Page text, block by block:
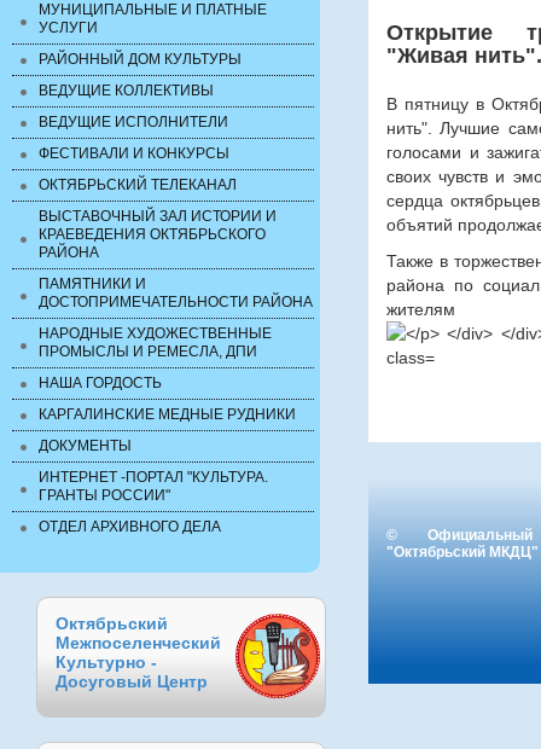
МУНИЦИПАЛЬНЫЕ И ПЛАТНЫЕ
УСЛУГИ
РАЙОННЫЙ ДОМ КУЛЬТУРЫ
ВЕДУЩИЕ КОЛЛЕКТИВЫ
ВЕДУЩИЕ ИСПОЛНИТЕЛИ
ФЕСТИВАЛИ И КОНКУРСЫ
ОКТЯБРЬСКИЙ ТЕЛЕКАНАЛ
ВЫСТАВОЧНЫЙ ЗАЛ ИСТОРИИ И
КРАЕВЕДЕНИЯ ОКТЯБРЬСКОГО
РАЙОНА
ПАМЯТНИКИ И
ДОСТОПРИМЕЧАТЕЛЬНОСТИ РАЙОНА
НАРОДНЫЕ ХУДОЖЕСТВЕННЫЕ
ПРОМЫСЛЫ И РЕМЕСЛА, ДПИ
НАША ГОРДОСТЬ
КАРГАЛИНСКИЕ МЕДНЫЕ РУДНИКИ
ДОКУМЕНТЫ
ИНТЕРНЕТ -ПОРТАЛ "КУЛЬТУРА.
ГРАНТЫ РОССИИ"
ОТДЕЛ АРХИВНОГО ДЕЛА
Октябрьский
Межпоселенческий
Культурно -
Досуговый Центр
Открытие
"Живая нить".
В пятницу в
нить". Лучшие
голосами и
своих чувств и
сердца
объятий
Также в
района по
©
"Октябрьский МКДЦ"